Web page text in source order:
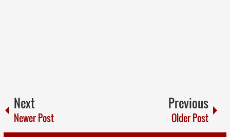
Next
Newer Post
Previous
Older Post